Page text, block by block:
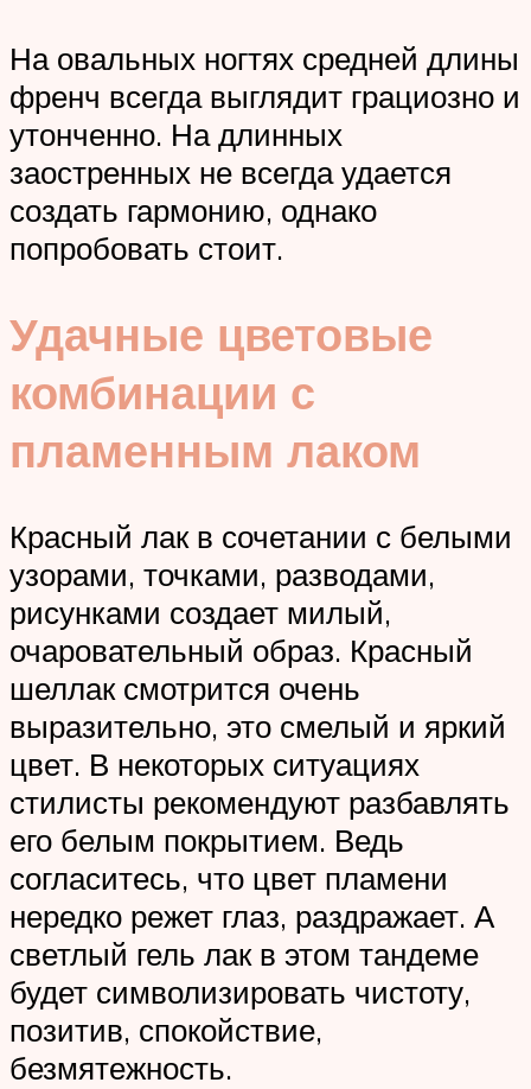
На овальных ногтях средней длины
френч всегда выглядит грациозно и
утонченно. На длинных
заостренных не всегда удается
создать гармонию, однако
попробовать стоит.
Удачные цветовые
комбинации с
пламенным лаком
Красный лак в сочетании с белыми
узорами, точками, разводами,
рисунками создает милый,
очаровательный образ. Красный
шеллак смотрится очень
выразительно, это смелый и яркий
цвет. В некоторых ситуациях
стилисты рекомендуют разбавлять
его белым покрытием. Ведь
согласитесь, что цвет пламени
нередко режет глаз, раздражает. А
светлый гель лак в этом тандеме
будет символизировать чистоту,
позитив, спокойствие,
безмятежность.